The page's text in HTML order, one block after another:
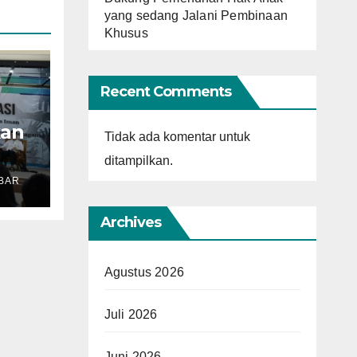
yang sedang Jalani Pembinaan
Khusus
Recent Comments
Tidak ada komentar untuk
ditampilkan.
Archives
Agustus 2026
Juli 2026